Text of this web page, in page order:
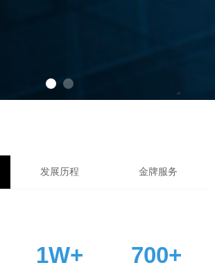
发展历程 金牌服务
1W+ 700+